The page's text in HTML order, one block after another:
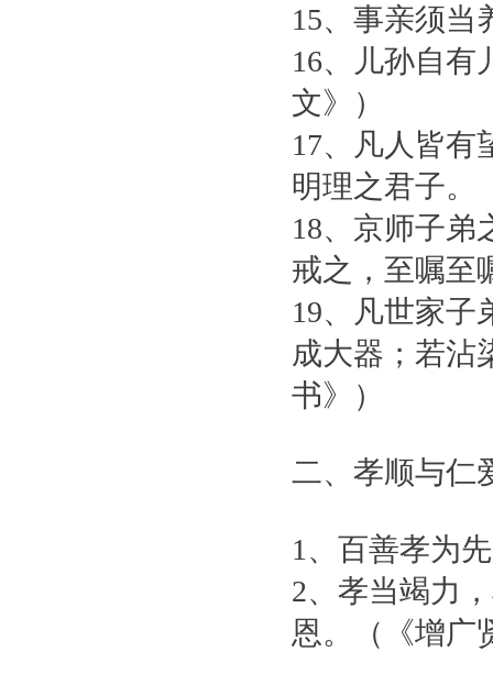
15、事亲须当
16、儿孙自有
文》）
17、凡人皆有
明理之君子。
18、京师子弟
戒之，至嘱至
19、凡世家子
成大器；若沾
书》）
二、孝顺与仁
1、百善孝为
2、孝当竭力
恩。（《增广